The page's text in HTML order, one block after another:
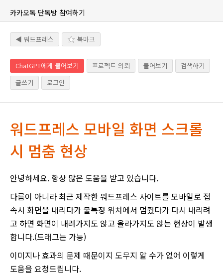
카카오톡 단톡방 참여하기
◀ 워드프레스 북마크
ChatGPT에게 물어보기 프로젝트 의뢰 물어보기
검색하기
글쓰기
로그인
워드프레스 모바일 화면 스크롤
시 멈춤 현상
안녕하세요. 항상 많은 도움을 받고 있습니다.
다름이 아니라 최근 제작한 워드프레스 사이트를 모바일로 접
속시 화면을 내리다가 불특정 위치에서 멈췄다가 다시 내리려
고 하면 화면이 내려가지도 않고 올라가지도 않는 현상이 발생
합니다.(드래그는 가능)
이미지나 효과의 문제 때문이지 도무지 알 수가 없어 이렇게
도움을 요청드립니다.